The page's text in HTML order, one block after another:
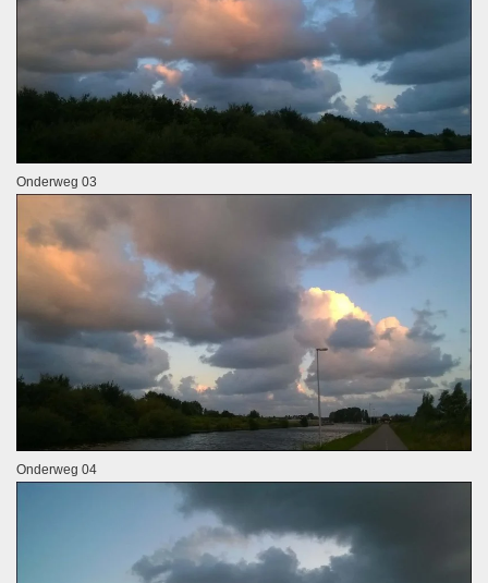
Onderweg 03
Onderweg 04